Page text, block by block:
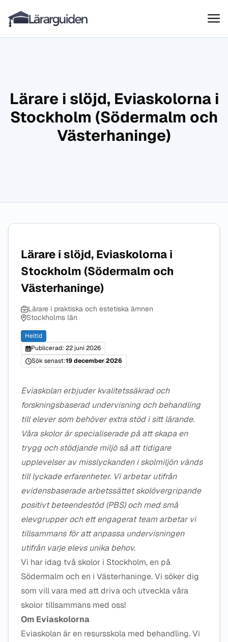
Hoppa till innehåll
Lärarguiden
Lärare i slöjd, Eviaskolorna i
Stockholm (Södermalm och
Västerhaninge)
Lärare i slöjd, Eviaskolorna i
Stockholm (Södermalm och
Västerhaninge)
Lärare i praktiska och estetiska ämnen
Stockholms län
Heltid
Publicerad: 22 juni 2026
Sök senast:19 december 2026
Eviaskolan erbjuder kvalitetssäkrad och
forskningsbaserad undervisning och behandling
till elever som behöver extra stöd i sitt lärande.
Våra skolor är specialiserade på att skapa en
trygg och stödjande miljö så att tidigare
upplevelser av misslyckanden i skolmiljön vänds
till lyckade erfarenheter. Vi arbetar utifrån
evidensbaserade arbetssättet skolövergripande
positivt beteendestöd (PBS) och med små
elevgrupper och ett engagerat team arbetar vi
tillsammans för att anpassa undervisningen
utifrån varje elevs unika behov.
Vi har idag två skolor i Stockholm, en på
Södermalm och en i Västerhaninge. Vi söker dig
som vill vara med att driva och utveckla våra
skolor tillsammans med oss!
Om Eviaskolorna
Eviaskolan är en resursskola med behandling. Vi